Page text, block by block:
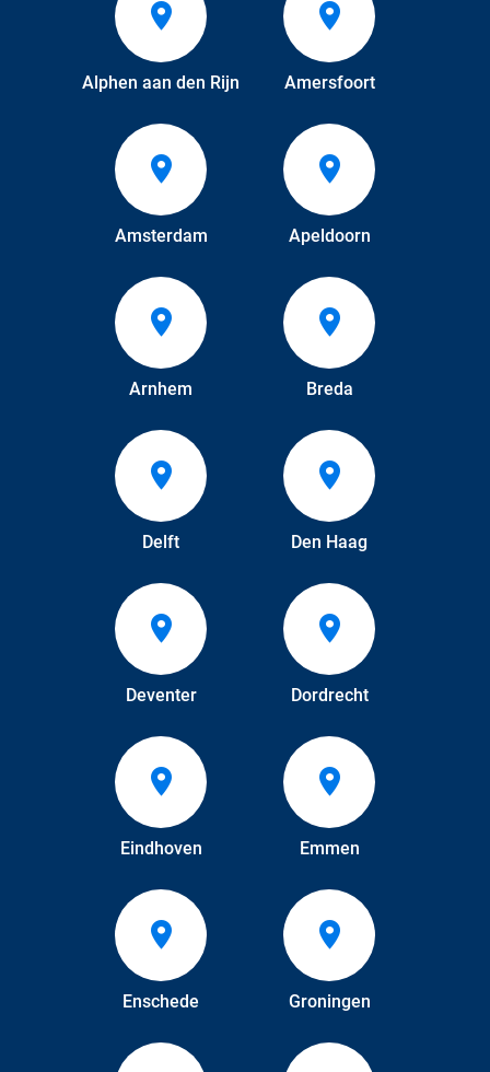
Alphen aan den Rijn Amersfoort
Amsterdam Apeldoorn
Arnhem Breda
Delft Den Haag
Deventer Dordrecht
Eindhoven Emmen
Enschede Groningen